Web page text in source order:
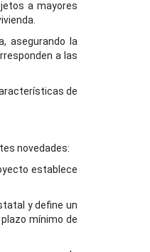
a mayores
asegurando la
a las
de
novedades:
establece
y define un
mínimo de